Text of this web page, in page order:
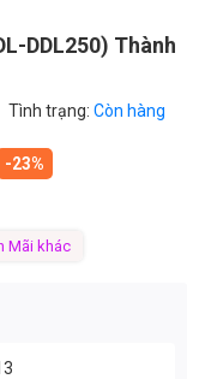
DDL250) Thành
Tình trạng: Còn hàng
-23%
Mãi khác